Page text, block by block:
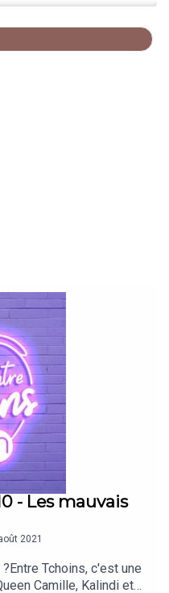
de t’empouvoireret te
un peu pipi sur toi.
sur Apple Podcast
- Les mauvais
2021
Tchoins, c'est une
Camille, Kalindi et